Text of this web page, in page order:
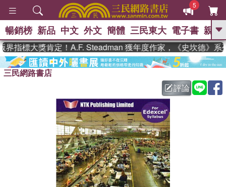
5
GO
熱搜： 東野圭吾 、 高希均教授回憶錄
暑期推薦 、 國際布克
方念華 、 台灣的李
登輝時代 、 數學女孩：黎曼猜想
偉大的迷走神經
暢銷榜 新品 中文 外文 簡體 三民東大 電子書 親子
指標大獎肯定！A.F. Steadman 獲年度作家，《史坎德》系
三民網路書店
評論